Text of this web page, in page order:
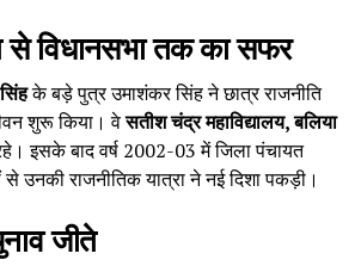
से विधानसभा तक का सफर
के बड़े पुत्र उमाशंकर सिंह ने छात्र राजनीति
शुरू किया। वेसतीश चंद्र महाविद्यालय, बलिया
इसके बाद वर्ष 2002-03 में जिला पंचायत
उनकी राजनीतिक यात्रा ने नई दिशा पकड़ी।
जीते